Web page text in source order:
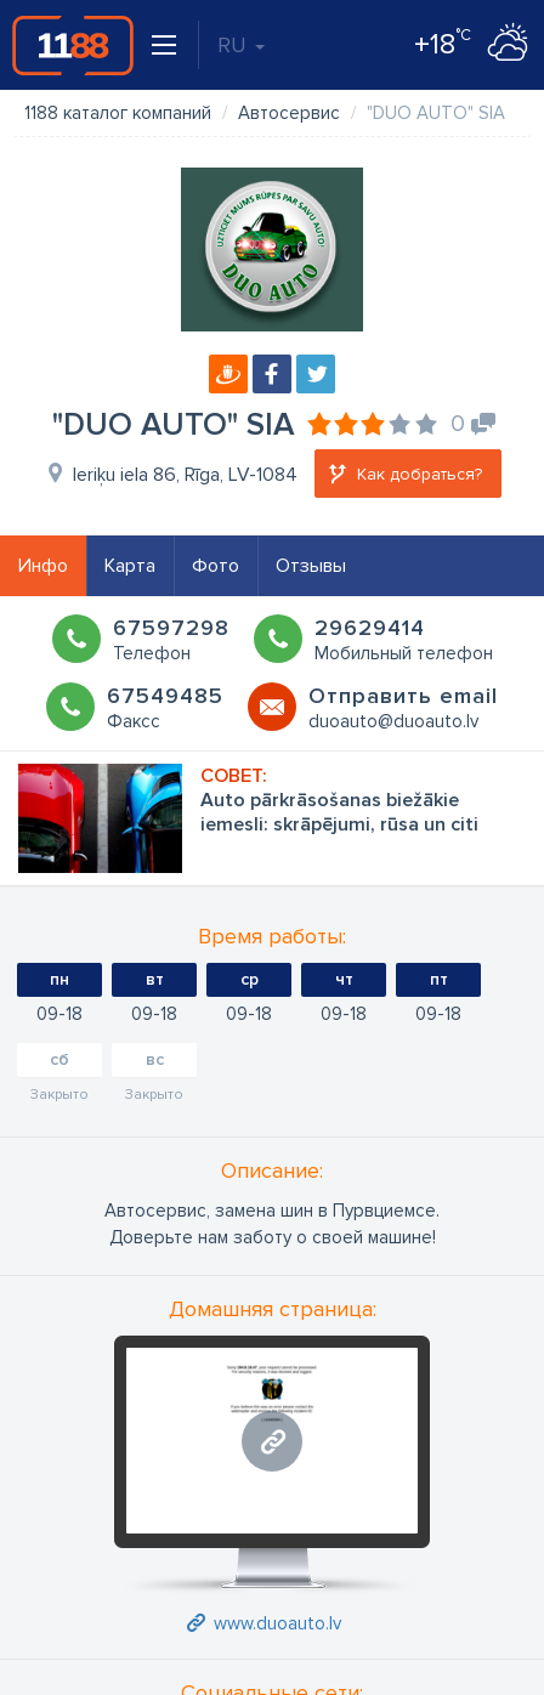
RU +18°C
1188 каталог компаний Автосервис "DUO AUTO" SIA
"DUO AUTO" SIA 0
Ieriķu iela 86, Rīga, LV-1084 Как добраться?
Инфо Карта Фото Отзывы
67597298
Телефон
29629414
Мобильный телефон
67549485
Факсс
Oтправить email
duoauto@duoauto.lv
Auto pārkrāsošanas biežākie
iemesli: skrāpējumi, rūsa un citi
Время работы:
пн
09 18
вт
09 18
ср
09 18
чт
09 18
пт
09 18
сб
Закрыто
вс
Закрыто
Oписание:
Автосервис, замена шин в Пурвциемсе.
Доверьте нам заботу о своей машине!
Домашняя страница:
www.duoauto.lv